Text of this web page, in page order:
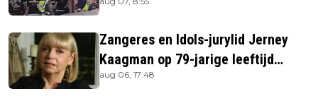
Zangeres en Idols-jurylid Jerney
Kaagman op 79-jarige leeftijd
overleden
aug 06, 17:48